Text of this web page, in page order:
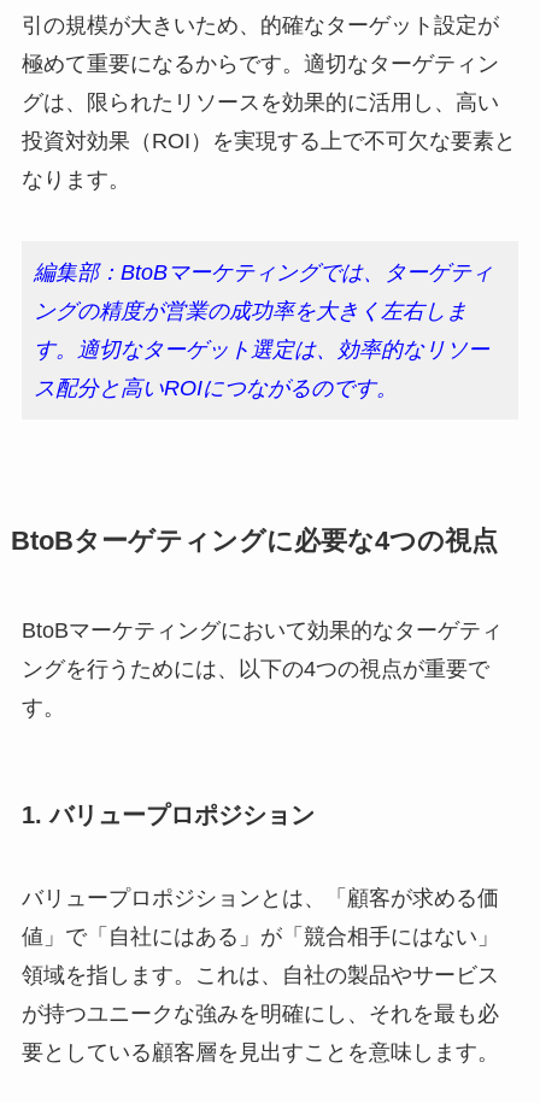
引の規模が大きいため、的確なターゲット設定が
極めて重要になるからです。適切なターゲティン
グは、限られたリソースを効果的に活用し、高い
投資対効果（ROI）を実現する上で不可欠な要素と
なります。
編集部：BtoBマーケティングでは、ターゲティ
ングの精度が営業の成功率を大きく左右しま
す。適切なターゲット選定は、効率的なリソー
ス配分と高いROIにつながるのです。
BtoBターゲティングに必要な4つの視点
BtoBマーケティングにおいて効果的なターゲティ
ングを行うためには、以下の4つの視点が重要で
す。
1. バリュープロポジション
バリュープロポジションとは、「顧客が求める価
値」で「自社にはある」が「競合相手にはない」
領域を指します。これは、自社の製品やサービス
が持つユニークな強みを明確にし、それを最も必
要としている顧客層を見出すことを意味します。